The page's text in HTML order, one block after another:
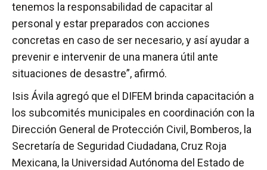
tenemos la responsabilidad de capacitar al
personal y estar preparados con acciones
concretas en caso de ser necesario, y así ayudar a
prevenir e intervenir de una manera útil ante
situaciones de desastre”, afirmó.
Isis Ávila agregó que el DIFEM brinda capacitación a
los subcomités municipales en coordinación con la
Dirección General de Protección Civil, Bomberos, la
Secretaría de Seguridad Ciudadana, Cruz Roja
Mexicana, la Universidad Autónoma del Estado de